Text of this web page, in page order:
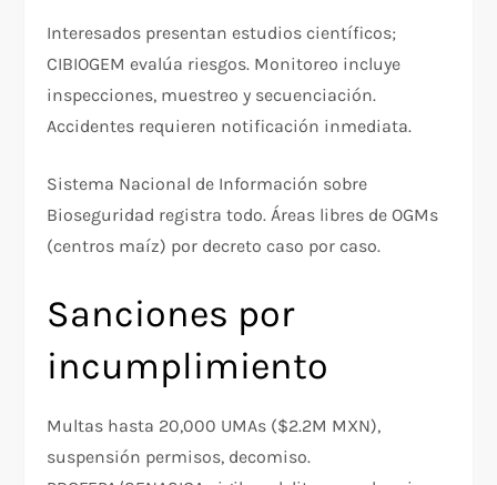
Interesados presentan estudios científicos;
CIBIOGEM evalúa riesgos. Monitoreo incluye
inspecciones, muestreo y secuenciación.
Accidentes requieren notificación inmediata.
Sistema Nacional de Información sobre
Bioseguridad registra todo. Áreas libres de OGMs
(centros maíz) por decreto caso por caso.​
Sanciones por
incumplimiento
Multas hasta 20,000 UMAs ($2.2M MXN),
suspensión permisos, decomiso.